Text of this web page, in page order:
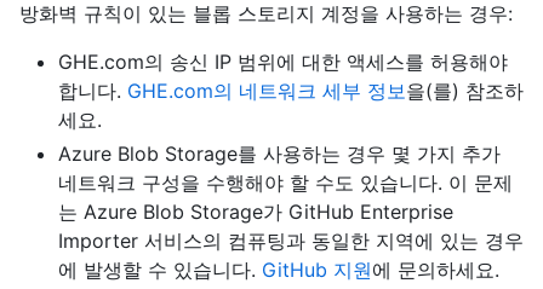
방화벽 규칙이 있는 블롭 스토리지 계정을 사용하는 경우:
GHE.com의 송신 IP 범위에 대한 액세스를 허용해야
합니다. GHE.com의 네트워크 세부 정보을(를) 참조하
세요.
Azure Blob Storage를 사용하는 경우 몇 가지 추가
네트워크 구성을 수행해야 할 수도 있습니다. 이 문제
는 Azure Blob Storage가 GitHub Enterprise
Importer 서비스의 컴퓨팅과 동일한 지역에 있는 경우
에 발생할 수 있습니다. GitHub 지원에 문의하세요.